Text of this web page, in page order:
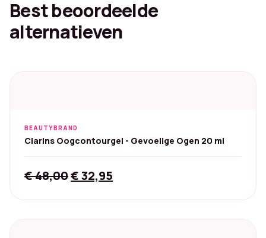
Best beoordeelde
alternatieven
BEAUTYBRAND
Clarins Oogcontourgel - Gevoelige Ogen 20 ml
€48,00Original
€32,95